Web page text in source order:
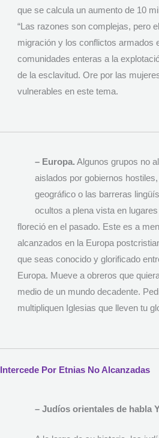
que se calcula un aumento de 10
“Las razones son complejas, pero
migración y los conflictos armados
comunidades enteras a la
de la esclavitud. Ore por las
vulnerables en este tema.
– Europa. Algunos grupos no
aislados por gobiernos
geográfico o las barreras
ocultos a plena vista en
floreció en el pasado. Este es a
alcanzados en la Europa
que seas conocido y glorificado
Europa. Mueve a obreros que
medio de un mundo decadente.
multipliquen Iglesias que lleven tu
Intercede Por Etnias No Alcanzadas
– Judíos orientales de habla